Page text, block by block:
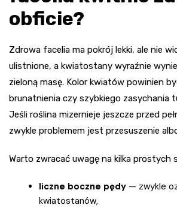
obficie?
Zdrowa facelia ma pokrój lekki, ale nie
ulistnione, a kwiatostany wyraźnie
zieloną masę. Kolor kwiatów powinien
brunatnienia czy szybkiego zasychania
Jeśli roślina mizernieje jeszcze przed
zwykle problemem jest przesuszenie
Warto zwracać uwagę na kilka prostych
liczne boczne pędy — zwykle
kwiatostanów,